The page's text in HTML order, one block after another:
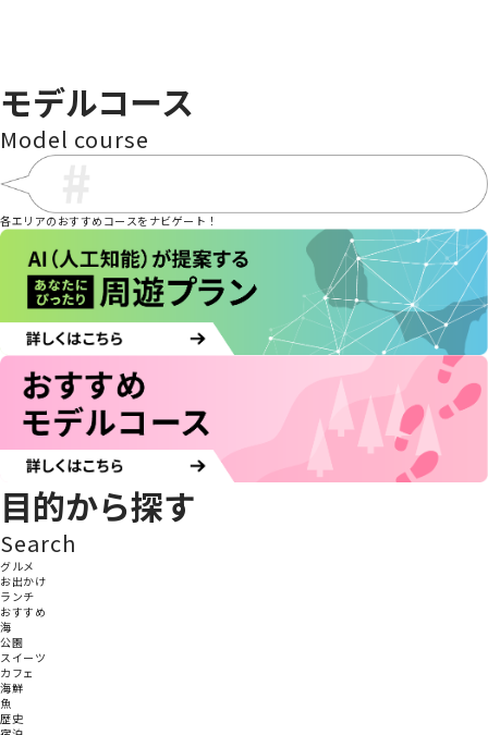
モデルコース
Model course
各エリアのおすすめコースをナビゲート！
目的から探す
Search
グルメ
お出かけ
ランチ
おすすめ
海
公園
スイーツ
カフェ
海鮮
魚
歴史